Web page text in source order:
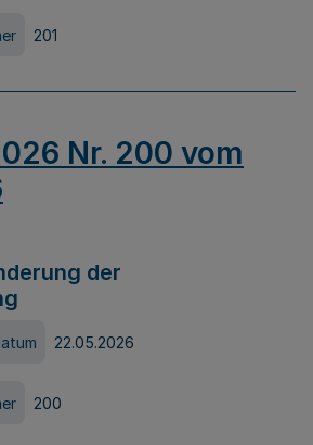
201
Nr. 200 vom
der
22.05.2026
200